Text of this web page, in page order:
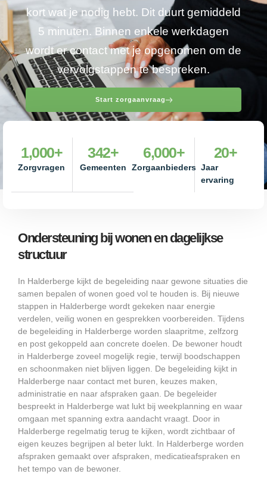
kort wat je nodig hebt. Dit duurt gemiddeld
5 minuten. Binnen enkele werkdagen
wordt er contact met je opgenomen om de
vervolgstappen te bespreken.
Start zorgaanvraag
Zorgvragen
1,000+
Gemeenten
342+
Zorgaanbieders
6,000+
Jaar
ervaring
20+
Ondersteuning bij wonen en dagelijkse
structuur
In Halderberge kijkt de begeleiding naar gewone situaties die
samen bepalen of wonen goed vol te houden is. Bij nieuwe
stappen in Halderberge wordt gekeken naar energie
verdelen, veilig wonen en gesprekken voorbereiden. Tijdens
de begeleiding in Halderberge worden slaapritme, zelfzorg
en post gekoppeld aan concrete doelen. De bewoner houdt
in Halderberge zoveel mogelijk regie, terwijl boodschappen
en schoonmaken niet blijven liggen. De begeleiding kijkt in
Halderberge naar contact met buren, keuzes maken,
administratie en naar afspraken gaan. De begeleider
bespreekt in Halderberge wat lukt bij weekplanning en waar
omgaan met spanning extra aandacht vraagt. Door in
Halderberge regelmatig terug te kijken, wordt zichtbaar of
eigen keuzes begrijpen al beter lukt. In Halderberge worden
afspraken gemaakt over afspraken, medicatieafspraken en
het tempo van de bewoner.